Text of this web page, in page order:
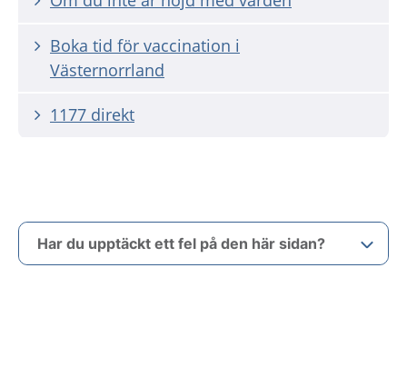
Boka tid för vaccination i
Västernorrland
1177 direkt
Har du upptäckt ett fel på den här sidan?